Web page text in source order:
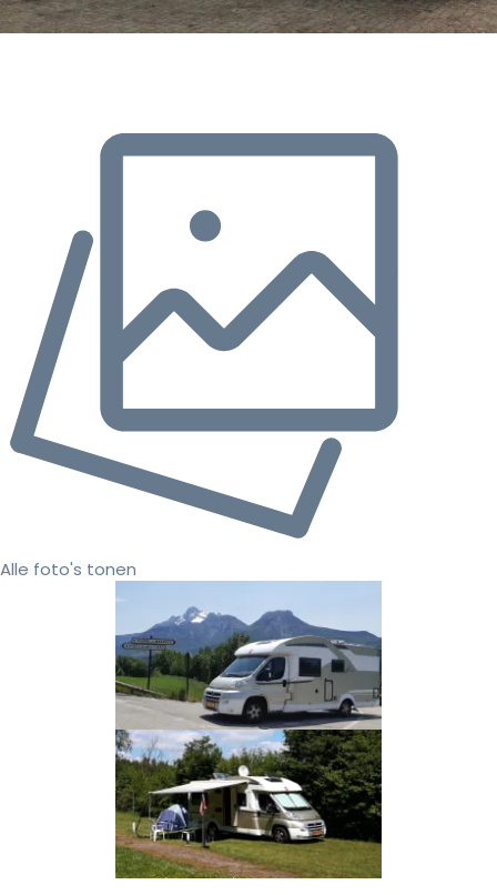
Alle foto's tonen